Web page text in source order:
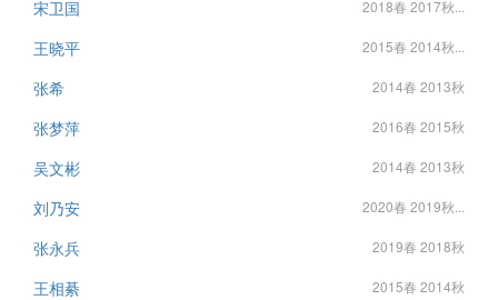
宋卫国 2018春 2017秋...
王晓平 2015春 2014秋...
张希 2014春 2013秋
张梦萍 2016春 2015秋
吴文彬 2014春 2013秋
刘乃安 2020春 2019秋...
张永兵 2019春 2018秋
王相綦 2015春 2014秋